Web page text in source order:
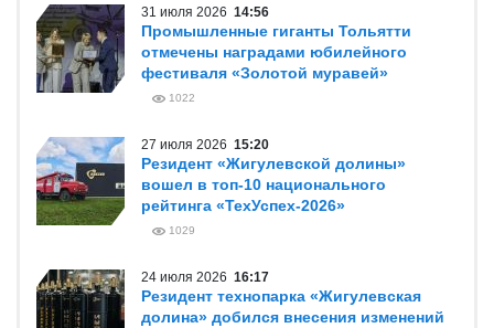
31 июля 2026 14:56
Промышленные гиганты Тольятти
отмечены наградами юбилейного
фестиваля «Золотой муравей»
1022
27 июля 2026 15:20
Резидент «Жигулевской долины»
вошел в топ-10 национального
рейтинга «ТехУспех-2026»
1029
24 июля 2026 16:17
Резидент технопарка «Жигулевская
долина» добился внесения изменений